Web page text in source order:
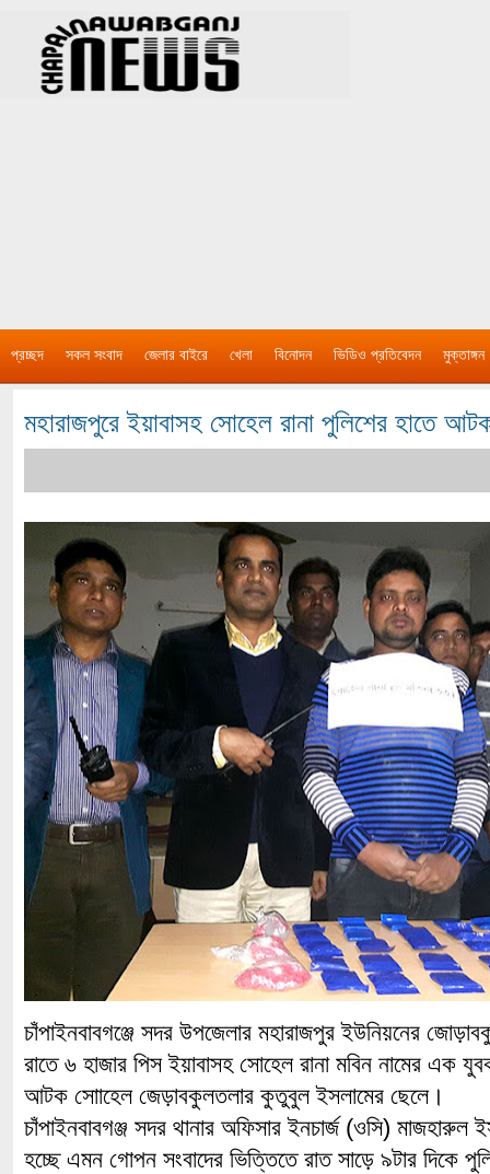
প্রচ্ছদ সকল সংবাদ জেলার বাইরে খেলা বিনোদন ভিডিও প্রতিবেদন মুক্তাঙ্গন
মহারাজপুরে ইয়াবাসহ সোহেল রানা পুলিশের হাতে
চাঁপাইনবাবগঞ্জে সদর উপজেলার মহারাজপুর ইউনিয়নের
রাতে ৬ হাজার পিস ইয়াবাসহ সোহেল রানা মবিন নামের
আটক সোাহেল জেড়াবকুলতলার কুতুবুল ইসলামের ছেলে।
চাঁপাইনবাবগঞ্জ সদর থানার অফিসার ইনচার্জ (ওসি) মাজহারুল
হচ্ছে এমন গোপন সংবাদের ভিত্তিতে রাত সাড়ে ৯টার দিকে